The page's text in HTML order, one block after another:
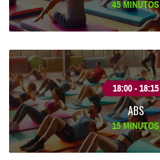
45 MINUTOS
18:00 - 18:15
ABS
15 MINUTOS